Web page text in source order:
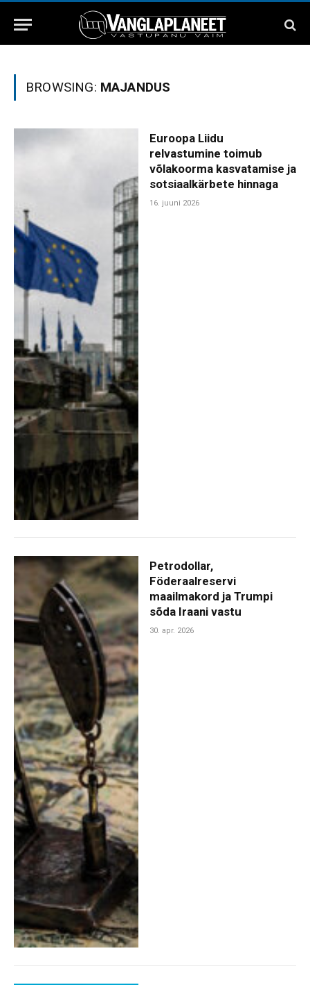
BROWSING: MAJANDUS
Euroopa Liidu
relvastumine toimub
võlakoorma kasvatamise ja
sotsiaalkärbete hinnaga
16. juuni 2026
Petrodollar,
Föderaalreservi
maailmakord ja Trumpi
sõda Iraani vastu
30. apr. 2026